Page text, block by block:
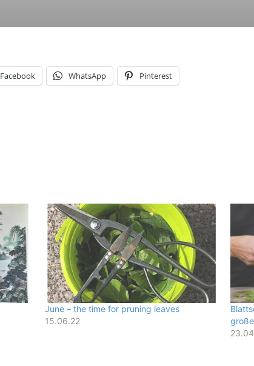
Facebook WhatsApp Pinterest
June – the time for pruning leaves
15.06.22